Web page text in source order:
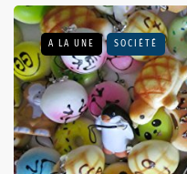
A LA UNE SOCIÉTÉ